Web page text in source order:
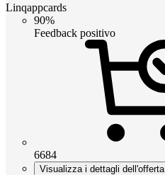
Linqappcards
90%
Feedback positivo
6684
Visualizza i dettagli dell'offerta